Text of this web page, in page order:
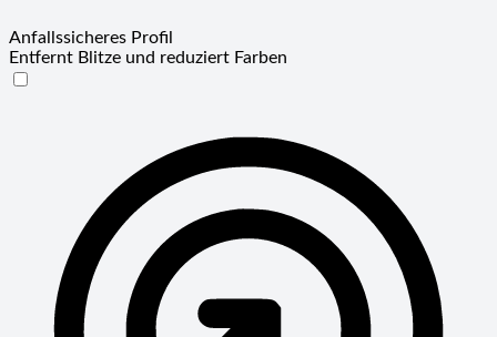
Anfallssicheres Profil
Entfernt Blitze und reduziert Farben